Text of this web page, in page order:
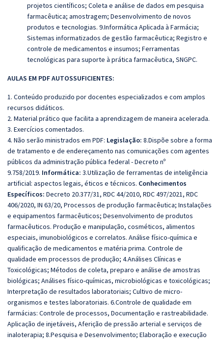
projetos científicos; Coleta e análise de dados em pesquisa
farmacêutica; amostragem; Desenvolvimento de novos
produtos e tecnologias. 9.Informática Aplicada à Farmácia;
Sistemas informatizados de gestão farmacêutica; Registro e
controle de medicamentos e insumos; Ferramentas
tecnológicas para suporte à prática farmacêutica, SNGPC.
AULAS EM PDF AUTOSSUFICIENTES:
1. Conteúdo produzido por docentes especializados e com amplos
recursos didáticos.
2. Material prático que facilita a aprendizagem de maneira acelerada.
3. Exercícios comentados.
4. Não serão ministrados em PDF: Legislação: 8.Dispõe sobre a forma
de tratamento e de endereçamento nas comunicações com agentes
públicos da administração pública federal - Decreto nº
9.758/2019. Informática: 3.Utilização de ferramentas de inteligência
artificial: aspectos legais, éticos e técnicos. Conhecimentos
Específicos: Decreto 20.377/31, RDC 44/2010, RDC 497/2021, RDC
406/2020, IN 63/20, Processos de produção farmacêutica; Instalações
e equipamentos farmacêuticos; Desenvolvimento de produtos
farmacêuticos. Produção e manipulação, cosméticos, alimentos
especiais, imunobiológicos e correlatos. Análise físico-química e
qualificação de medicamentos e matéria prima. Controle de
qualidade em processos de produção; 4.Análises Clínicas e
Toxicológicas; Métodos de coleta, preparo e análise de amostras
biológicas; Análises físico-químicas, microbiológicas e toxicológicas;
Interpretação de resultados laboratoriais; Cultivo de micro-
organismos e testes laboratoriais. 6.Controle de qualidade em
farmácias: Controle de processos, Documentação e rastreabilidade.
Aplicação de injetáveis, Aferição de pressão arterial e serviços de
inaloterapia; 8.Pesquisa e Desenvolvimento; Elaboração e execução